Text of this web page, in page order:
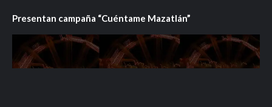
Presentan campaña “Cuéntame Mazatlán”